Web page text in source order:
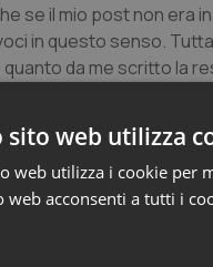
se il mio post non era
in questo senso.
da me scritto la
scuse”.
a leggere gli scambi
evidentemente, non
atto del ritiro della
quale Pepe si era
sito web utilizza
web utilizza i cookie per
web acconsenti a tutti i